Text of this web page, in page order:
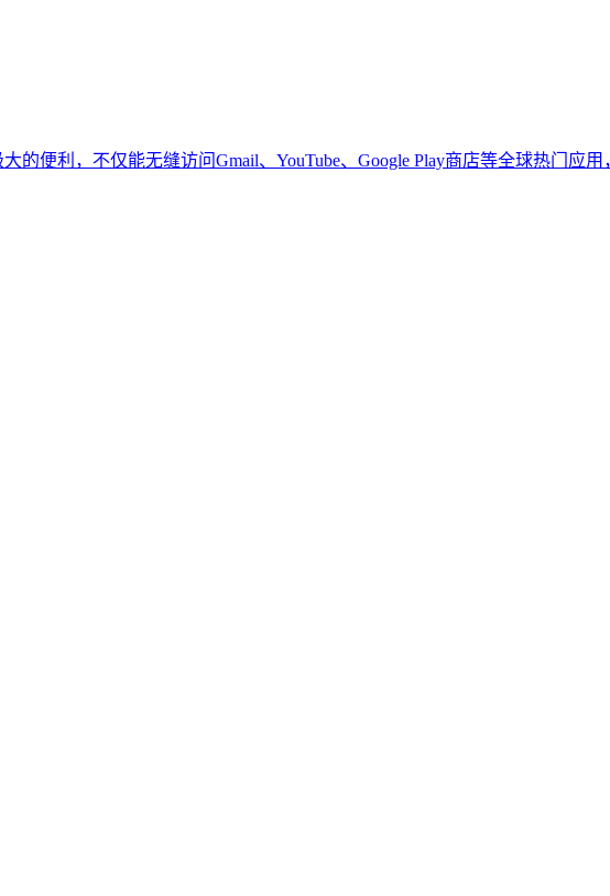
的便利，不仅能无缝访问Gmail、YouTube、Google Play商店等全球热门应